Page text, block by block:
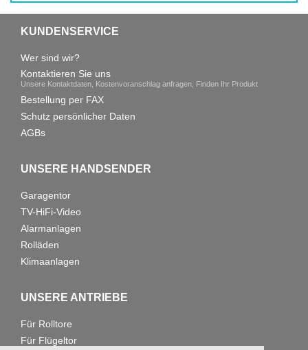
KUNDENSERVICE
Wer sind wir?
Kontaktieren Sie uns
Unsere Kontaktdaten, Kostenvoranschlag anfragen, Finden Ihr Produkt
Bestellung per FAX
Schutz persönlicher Daten
AGBs
UNSERE HANDSENDER
Garagentor
TV-HiFi-Video
Alarmanlagen
Rolläden
Klimaanlagen
UNSERE ANTRIEBE
Für Rolltore
Für Flügeltor